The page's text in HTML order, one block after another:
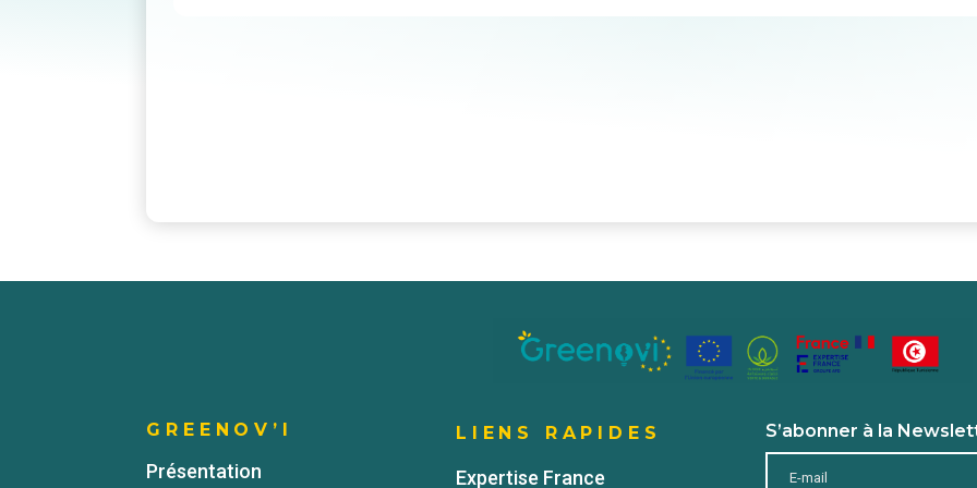
GREENOV’I
Présentation
LIENS RAPIDES
Expertise France
S’abonner à la